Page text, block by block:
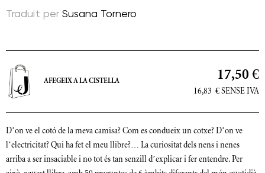
Traduït per Susana Tornero
17,50 €
16,83 € SENSE IVA
AFEGEIX A LA CISTELLA
D’on ve el cotó de la meva camisa? Com es condueix un cotxe? D’on ve
l’electricitat? Qui ha fet el meu llibre?… La curiositat dels nens i nenes
arriba a ser insaciable i no tot és tan senzill d’explicar i fer entendre. Per